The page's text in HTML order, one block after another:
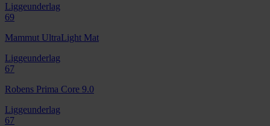
Liggeunderlag
69
Mammut UltraLight Mat
Liggeunderlag
67
Robens Prima Core 9.0
Liggeunderlag
67